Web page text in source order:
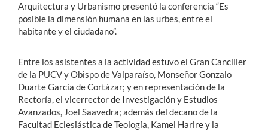
Arquitectura y Urbanismo presentó la conferencia “Es
posible la dimensión humana en las urbes, entre el
habitante y el ciudadano”.
Entre los asistentes a la actividad estuvo el Gran Canciller
de la PUCV y Obispo de Valparaíso, Monseñor Gonzalo
Duarte García de Cortázar; y en representación de la
Rectoría, el vicerrector de Investigación y Estudios
Avanzados, Joel Saavedra; además del decano de la
Facultad Eclesiástica de Teología, Kamel Harire y la